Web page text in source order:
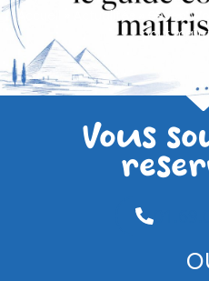
Accueil Actualités»Seven
pour
Vous